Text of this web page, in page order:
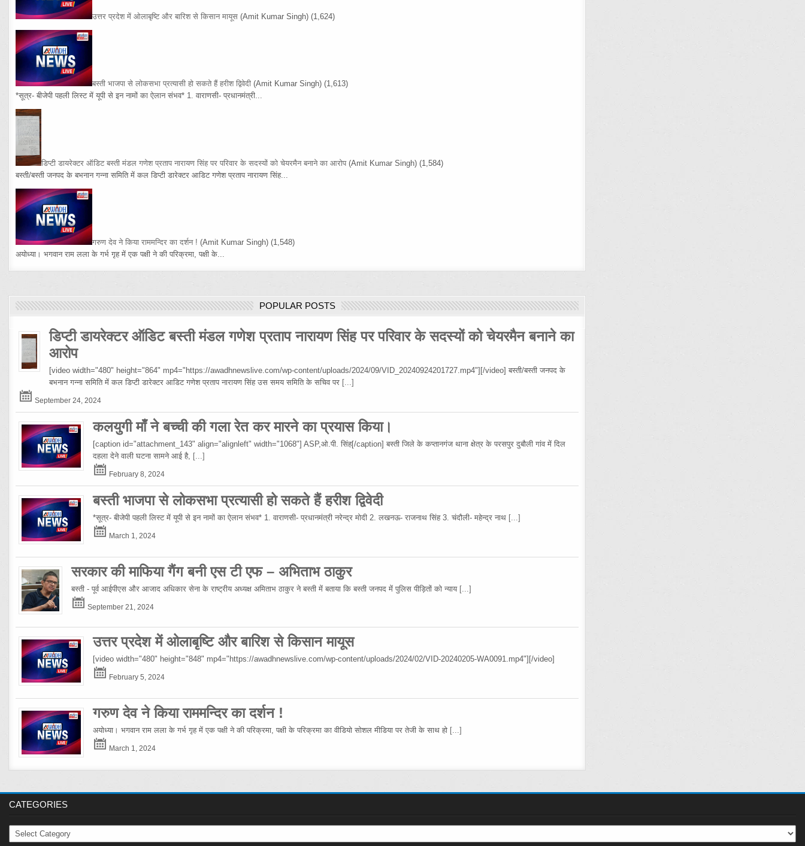
उत्तर प्रदेश में ओलाबृष्टि और बारिश से किसान मायूस (Amit Kumar Singh) (1,624)
बस्ती भाजपा से लोकसभा प्रत्यासी हो सकते हैं हरीश द्विवेदी (Amit Kumar Singh) (1,613)
*सूत्र- बीजेपी पहली लिस्ट में यूपी से इन नामों का ऐलान संभव* 1. वाराणसी- प्रधानमंत्री...
डिप्टी डायरेक्टर ऑडिट बस्ती मंडल गणेश प्रताप नारायण सिंह पर परिवार के सदस्यों को चेयरमैन बनाने का आरोप (Amit Kumar Singh) (1,584)
बस्ती/बस्ती जनपद के बभनान गन्ना समिति में कल डिप्टी डारेक्टर आडिट गणेश प्रताप नारायण सिंह...
गरुण देव ने किया राममन्दिर का दर्शन ! (Amit Kumar Singh) (1,548)
अयोध्या। भगवान राम लला के गर्भ गृह में एक पक्षी ने की परिक्रमा, पक्षी के...
POPULAR POSTS
डिप्टी डायरेक्टर ऑडिट बस्ती मंडल गणेश प्रताप नारायण सिंह पर परिवार के सदस्यों को चेयरमैन बनाने का
आरोप
[video width="480" height="864" mp4="https://awadhnewslive.com/wp-content/uploads/2024/09/VID_20240924201727.mp4"][/video] बस्ती/बस्ती जनपद के
बभनान गन्ना समिति में कल डिप्टी डारेक्टर आडिट गणेश प्रताप नारायण सिंह उस समय समिति के सचिव पर [...]
September 24, 2024
कलयुगी माँ ने बच्ची की गला रेत कर मारने का प्रयास किया।
[caption id="attachment_143" align="alignleft" width="1068"] ASP,ओ.पी. सिंह[/caption] बस्ती जिले के कप्तानगंज थाना क्षेत्र के परसपुर दुबौली गांव में दिल
दहला देने वाली घटना सामने आई है, [...]
February 8, 2024
बस्ती भाजपा से लोकसभा प्रत्यासी हो सकते हैं हरीश द्विवेदी
*सूत्र- बीजेपी पहली लिस्ट में यूपी से इन नामों का ऐलान संभव* 1. वाराणसी- प्रधानमंत्री नरेन्द्र मोदी 2. लखनऊ- राजनाथ सिंह 3. चंदौली- महेन्द्र नाथ [...]
March 1, 2024
सरकार की माफिया गैंग बनी एस टी एफ – अभिताभ ठाकुर
बस्ती - पूर्व आईपीएस और आजाद अधिकार सेना के राष्ट्रीय अध्यक्ष अमिताभ ठाकुर ने बस्ती में बताया कि बस्ती जनपद में पुलिस पीड़ितों को न्याय [...]
September 21, 2024
उत्तर प्रदेश में ओलाबृष्टि और बारिश से किसान मायूस
[video width="480" height="848" mp4="https://awadhnewslive.com/wp-content/uploads/2024/02/VID-20240205-WA0091.mp4"][/video]
February 5, 2024
गरुण देव ने किया राममन्दिर का दर्शन !
अयोध्या। भगवान राम लला के गर्भ गृह में एक पक्षी ने की परिक्रमा, पक्षी के परिक्रमा का वीडियो सोशल मीडिया पर तेजी के साथ हो [...]
March 1, 2024
CATEGORIES
Categories